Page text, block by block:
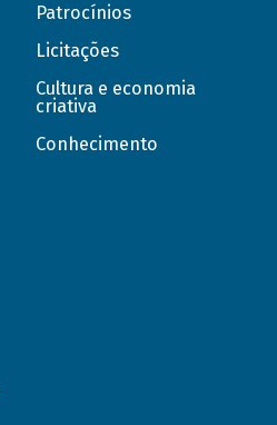
Patrocínios
Licitações
Cultura e economia
criativa
Conhecimento